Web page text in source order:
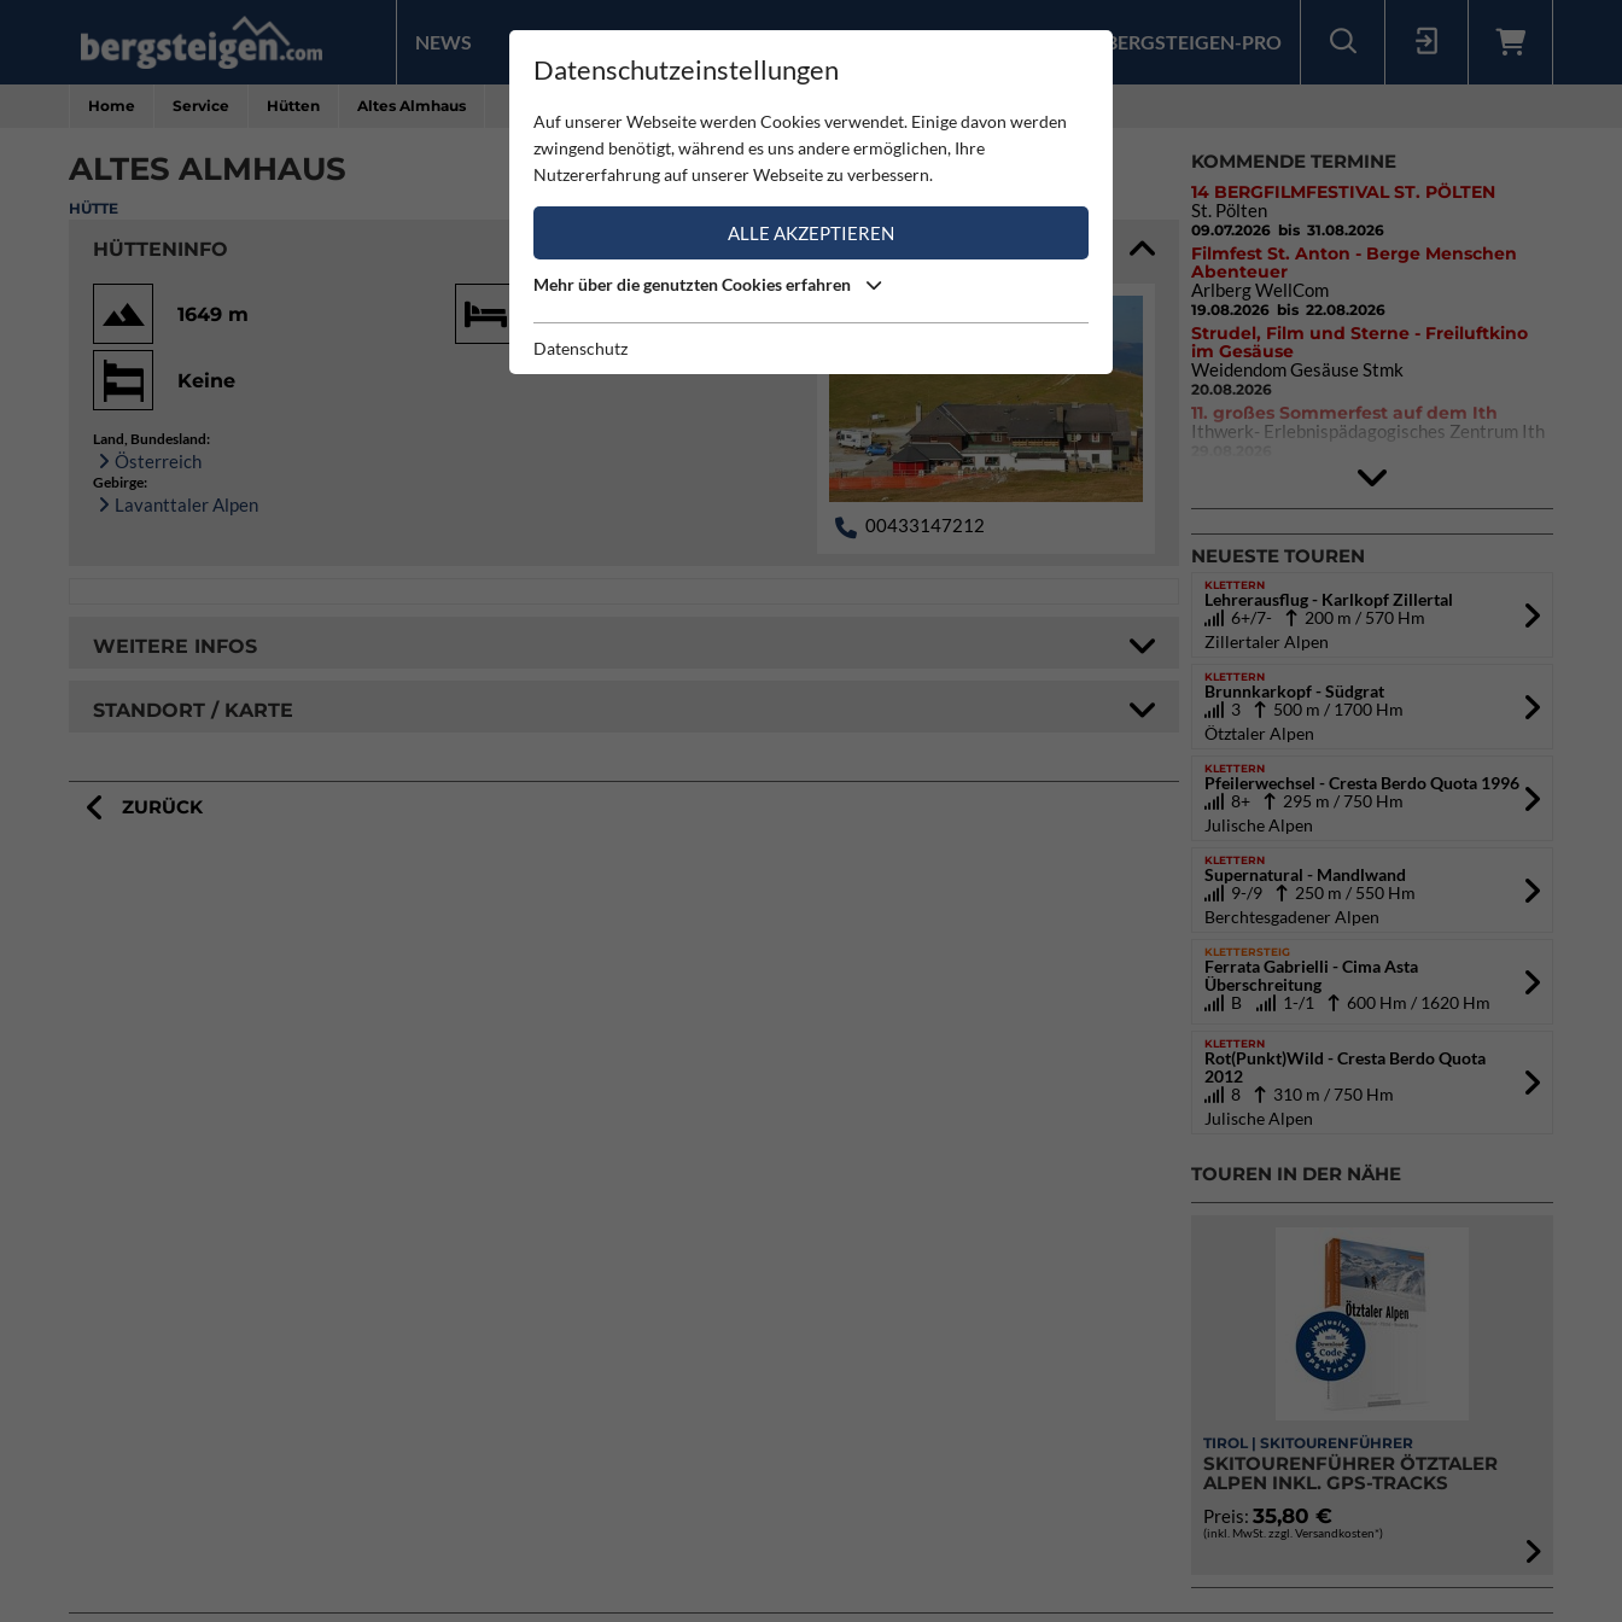
NEWS PRODUKTE BERGSTEIGEN-PRO
Home Service Hütten Altes Almhaus
ALTES ALMHAUS
HÜTTE
HÜTTENINFO
00433147212
1649 m
Keine
Land, Bundesland:
Österreich
Gebirge:
Lavanttaler Alpen
WEITERE INFOS
STANDORT / KARTE
ZURÜCK
KOMMENDE TERMINE
14 BERGFILMFESTIVAL ST. PÖLTEN
St. Pölten
09.07.2026 bis 31.08.2026
Filmfest St. Anton - Berge Menschen
Abenteuer
Arlberg WellCom
19.08.2026 bis 22.08.2026
Strudel, Film und Sterne - Freiluftkino
im Gesäuse
Weidendom Gesäuse Stmk
20.08.2026
11. großes Sommerfest auf dem Ith
Ithwerk- Erlebnispädagogisches Zentrum Ith
02.10.2026bis 04.10.2026
NEUESTE TOUREN
KLETTERN
Lehrerausflug - Karlkopf Zillertal
6+/7-
200 m / 570 Hm
Zillertaler Alpen
KLETTERN
Brunnkarkopf - Südgrat
3
500 m / 1700 Hm
Ötztaler Alpen
KLETTERN
Pfeilerwechsel - Cresta Berdo Quota 1996
8+
295 m / 750 Hm
Julische Alpen
KLETTERN
Supernatural - Mandlwand
9-/9
250 m / 550 Hm
Berchtesgadener Alpen
KLETTERSTEIG
Ferrata Gabrielli - Cima Asta
Überschreitung
B
1-/1 600 Hm / 1620 Hm
KLETTERN
Rot(Punkt)Wild - Cresta Berdo Quota
2012
8
310 m / 750 Hm
Julische Alpen
TOUREN IN DER NÄHE
TIROL | SKITOURENFÜHRER
SKITOURENFÜHRER ÖTZTALER
ALPEN INKL. GPS-TRACKS
Preis: 35,80 €
(inkl. MwSt. zzgl. Versandkosten*)
Datenschutzeinstellungen
Auf unserer Webseite werden Cookies verwendet. Einige davon werden
zwingend benötigt, während es uns andere ermöglichen, Ihre
Nutzererfahrung auf unserer Webseite zu verbessern.
ALLE AKZEPTIEREN
Mehr über die genutzten Cookies erfahren
Datenschutz